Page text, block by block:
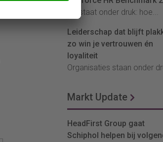
HR staat onder druk: hoe...
Leiderschap dat blijft
zo win je vertrouwen én
loyaliteit
Organisaties staan onder
Markt Update
HeadFirst Group gaat
Schiphol helpen bij